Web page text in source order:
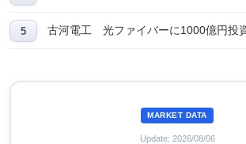
古河電工 光ファイバーに1000億円投
MARKET DATA
Update: 2026/08/06